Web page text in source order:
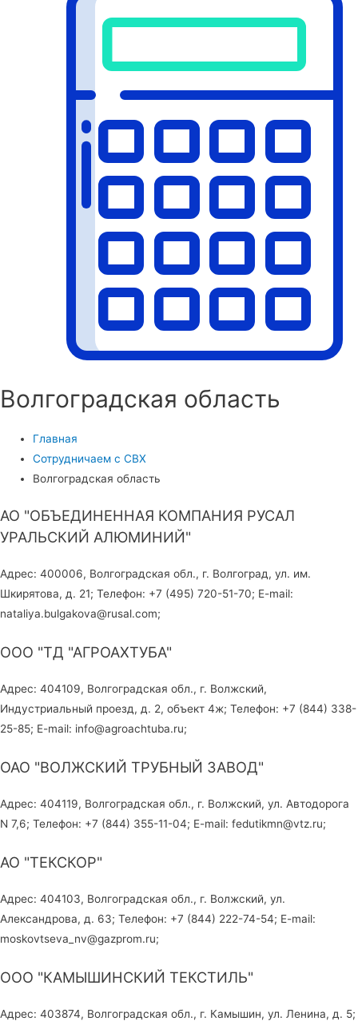
Волгоградская область
Главная
Сотрудничаем с СВХ
Волгоградская область
АО "ОБЪЕДИНЕННАЯ КОМПАНИЯ РУСАЛ
УРАЛЬСКИЙ АЛЮМИНИЙ"
Адрес: 400006, Волгоградская обл., г. Волгоград, ул. им.
Шкирятова, д. 21; Телефон: +7 (495) 720-51-70; E-mail:
nataliya.bulgakova@rusal.com;
ООО "ТД "АГРОАХТУБА"
Адрес: 404109, Волгоградская обл., г. Волжский,
Индустриальный проезд, д. 2, объект 4ж; Телефон: +7 (844) 338-
25-85; E-mail: info@agroachtuba.ru;
ОАО "ВОЛЖСКИЙ ТРУБНЫЙ ЗАВОД"
Адрес: 404119, Волгоградская обл., г. Волжский, ул. Автодорога
N 7,6; Телефон: +7 (844) 355-11-04; E-mail: fedutikmn@vtz.ru;
АО "ТЕКСКОР"
Адрес: 404103, Волгоградская обл., г. Волжский, ул.
Александрова, д. 63; Телефон: +7 (844) 222-74-54; E-mail:
moskovtseva_nv@gazprom.ru;
ООО "КАМЫШИНСКИЙ ТЕКСТИЛЬ"
Адрес: 403874, Волгоградская обл., г. Камышин, ул. Ленина, д. 5;